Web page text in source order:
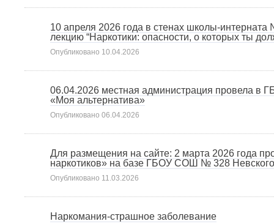
10 апреля 2026 года в стенах школы-
лекцию “Наркотики: опасности, о которых ты
Опубликовано 10.04.2026
06.04.2026 местная администрация провела в
«Моя альтернатива»
Опубликовано 06.04.2026
Для размещения на сайте: 2 марта 2026 года
наркотиков» на базе ГБОУ СОШ № 328
Опубликовано 11.03.2026
Наркомания-страшное заболевание